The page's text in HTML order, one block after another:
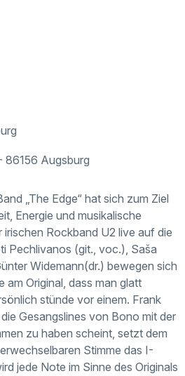
86156 Augsburg
„The Edge“ hat sich zum Ziel
Energie und musikalische
irischen Rockband U2 live auf die
Pechlivanos (git., voc.), Saša
Widemann(dr.) bewegen sich
am Original, dass man glatt
stünde vor einem. Frank
Gesangslines von Bono mit der
zu haben scheint, setzt dem
Stimme das I-
jede Note im Sinne des Originals